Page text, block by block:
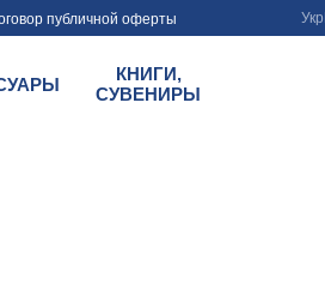
публичной оферты
Укр
КНИГИ,
СУВЕНИРЫ